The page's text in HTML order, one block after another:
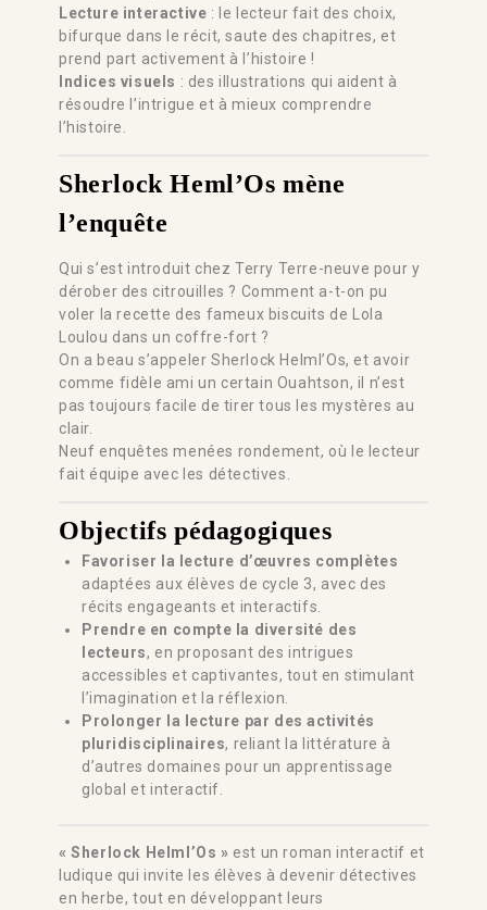
Lecture interactive : le lecteur fait des choix,
bifurque dans le récit, saute des chapitres, et
prend part activement à l’histoire !
Indices visuels : des illustrations qui aident à
résoudre l’intrigue et à mieux comprendre
l’histoire.
Sherlock Heml’Os mène
l’enquête
Qui s’est introduit chez Terry Terre-neuve pour y
dérober des citrouilles ? Comment a-t-on pu
voler la recette des fameux biscuits de Lola
Loulou dans un coffre-fort ?
On a beau s’appeler Sherlock Helml’Os, et avoir
comme fidèle ami un certain Ouahtson, il n’est
pas toujours facile de tirer tous les mystères au
clair.
Neuf enquêtes menées rondement, où le lecteur
fait équipe avec les détectives.
Objectifs pédagogiques
Favoriser la lecture d’œuvres complètes
adaptées aux élèves de cycle 3, avec des
récits engageants et interactifs.
Prendre en compte la diversité des
lecteurs, en proposant des intrigues
accessibles et captivantes, tout en stimulant
l’imagination et la réflexion.
Prolonger la lecture par des activités
pluridisciplinaires, reliant la littérature à
d’autres domaines pour un apprentissage
global et interactif.
« Sherlock Helml’Os » est un roman interactif et
ludique qui invite les élèves à devenir détectives
en herbe, tout en développant leurs